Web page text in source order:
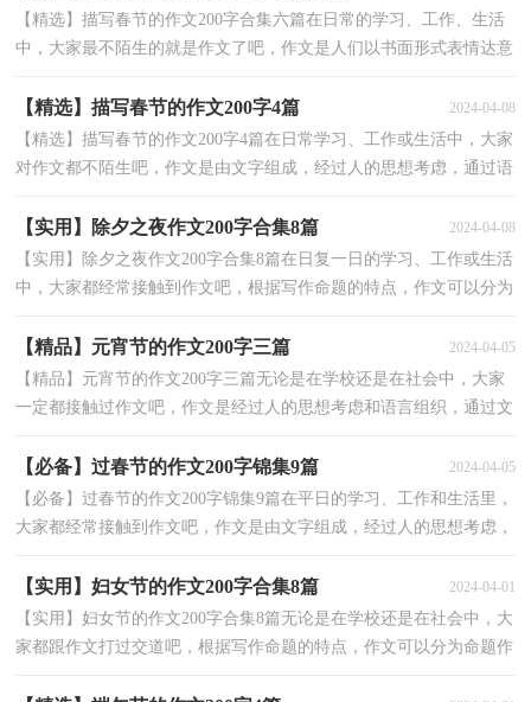
【精选】描写春节的作文200字合集六篇在日常的学习、工作、生活
中，大家最不陌生的就是作文了吧，作文是人们以书面形式表情达意
【精选】描写春节的作文200字4篇 2024-04-08
【精选】描写春节的作文200字4篇在日常学习、工作或生活中，大家
对作文都不陌生吧，作文是由文字组成，经过人的思想考虑，通过语
【实用】除夕之夜作文200字合集8篇 2024-04-08
【实用】除夕之夜作文200字合集8篇在日复一日的学习、工作或生活
中，大家都经常接触到作文吧，根据写作命题的特点，作文可以分为
【精品】元宵节的作文200字三篇 2024-04-05
【精品】元宵节的作文200字三篇无论是在学校还是在社会中，大家
一定都接触过作文吧，作文是经过人的思想考虑和语言组织，通过文
【必备】过春节的作文200字锦集9篇 2024-04-05
【必备】过春节的作文200字锦集9篇在平日的学习、工作和生活里，
大家都经常接触到作文吧，作文是由文字组成，经过人的思想考虑，
【实用】妇女节的作文200字合集8篇 2024-04-01
【实用】妇女节的作文200字合集8篇无论是在学校还是在社会中，大
家都跟作文打过交道吧，根据写作命题的特点，作文可以分为命题作